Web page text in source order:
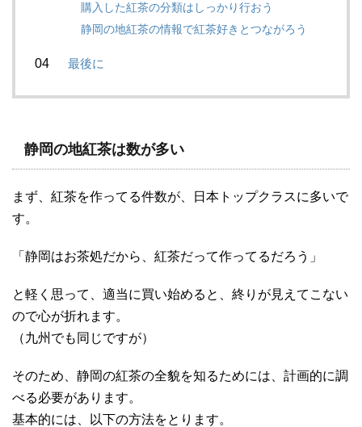
購入した紅茶の分類はしっかり行おう
静岡の地紅茶の情報で紅茶好きとつながろう
最後に
静岡の地紅茶は数が多い
まず、紅茶を作ってる件数が、日本トップクラスに多いで
す。
「静岡はお茶処だから、紅茶だって作ってるだろう」
と軽く思って、適当に買い始めると、終りが見えてこない
ので心が折れます。
（九州でも同じですが）
そのため、静岡の紅茶の全貌を知るためには、計画的に調
べる必要があります。
基本的には、以下の方法をとります。